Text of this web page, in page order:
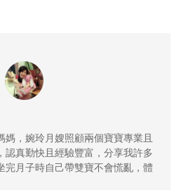
，婉玲月嫂照顧兩個寶寶專業且
認真勤快且經驗豐富，分享我許多
完月子時自己帶雙寶不會慌亂，體